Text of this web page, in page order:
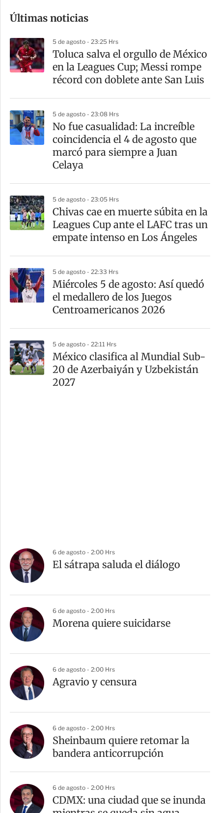
m
a
r
t
Últimas noticias
5 de agosto - 23:25 Hrs
Toluca salva el orgullo de México
en la Leagues Cup; Messi rompe
récord con doblete ante San Luis
5 de agosto - 23:08 Hrs
No fue casualidad: La increíble
coincidencia el 4 de agosto que
marcó para siempre a Juan
Celaya
5 de agosto - 23:05 Hrs
Chivas cae en muerte súbita en la
Leagues Cup ante el LAFC tras un
empate intenso en Los Ángeles
5 de agosto - 22:33 Hrs
Miércoles 5 de agosto: Así quedó
el medallero de los Juegos
Centroamericanos 2026
5 de agosto - 22:11 Hrs
México clasifica al Mundial Sub-
20 de Azerbaiyán y Uzbekistán
2027
6 de agosto - 2:00 Hrs
El sátrapa saluda el diálogo
6 de agosto - 2:00 Hrs
Morena quiere suicidarse
6 de agosto - 2:00 Hrs
Agravio y censura
6 de agosto - 2:00 Hrs
Sheinbaum quiere retomar la
bandera anticorrupción
6 de agosto - 2:00 Hrs
CDMX: una ciudad que se inunda